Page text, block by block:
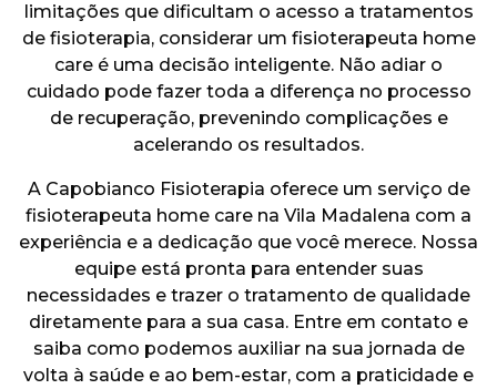
limitações que dificultam o acesso a tratamentos
de fisioterapia, considerar um fisioterapeuta home
care é uma decisão inteligente. Não adiar o
cuidado pode fazer toda a diferença no processo
de recuperação, prevenindo complicações e
acelerando os resultados.
A Capobianco Fisioterapia oferece um serviço de
fisioterapeuta home care na Vila Madalena com a
experiência e a dedicação que você merece. Nossa
equipe está pronta para entender suas
necessidades e trazer o tratamento de qualidade
diretamente para a sua casa. Entre em contato e
saiba como podemos auxiliar na sua jornada de
volta à saúde e ao bem-estar, com a praticidade e